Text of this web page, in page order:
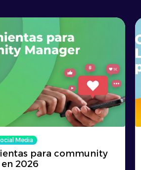
Media
para community
2026